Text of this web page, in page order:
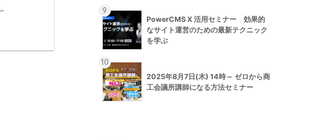
9
PowerCMS X 活用セミナー 効果的
なサイト運営のための最新テクニック
を学ぶ
10
2025年8月7日(木) 14時～ ゼロから商
工会議所講師になる方法セミナー